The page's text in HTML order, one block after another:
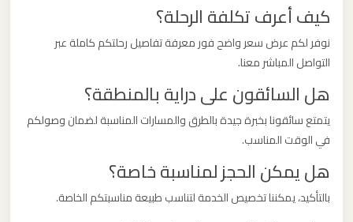
كيف أعرف تكلفة الرحلة؟
نوفر لكم عرض سعر واضح فور معرفة تفاصيل رحلتكم كاملة عبر
التواصل المباشر معنا.
هل السائقون على دراية بالمنطقة؟
يتمتع سائقونا بخبرة جيدة بالطرق والمسارات المناسبة لضمان وصولكم
في الوقت المناسب.
هل يمكن الحجز لمناسبة خاصة؟
بالتأكيد، يمكننا تخصيص الخدمة لتناسب طبيعة مناسبتكم الخاصة.